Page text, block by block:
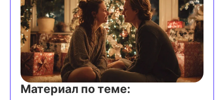
Материал по теме: